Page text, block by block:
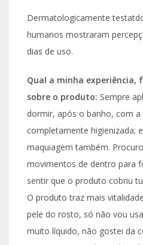
Dermatologicamente
humanos mostraram
dias de uso.
Qual a minha experiência,
sobre o produto: Sempre
dormir, após o banho, com
completamente higienizada;
maquiagem também.
movimentos de dentro para
sentir que o produto cobriu
O produto traz mais
pele do rosto, só não vou
muito líquido, não gostei da